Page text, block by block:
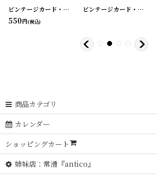
52] [ 210719-51] [
ビンテージカード・グリーティング・バレンタイン・バースデー etc...
550円(税込)
ビンテージカード・グリーティング・バレンタイン・バースデー etc...
商品カテゴリ
カレンダー
ショッピングカート
姉妹店：常滑『antico』